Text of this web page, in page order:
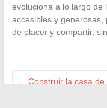
evoluciona a lo largo de
accesibles y
de placer y compartir,
← Construir la casa